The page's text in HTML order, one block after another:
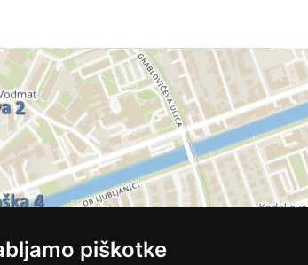
piškotke